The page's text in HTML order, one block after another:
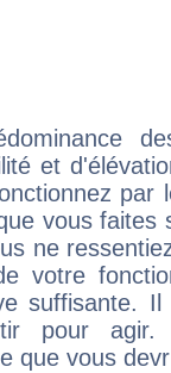
et
vous faites
ne
votre
suffisante.
pour agir.
que vous